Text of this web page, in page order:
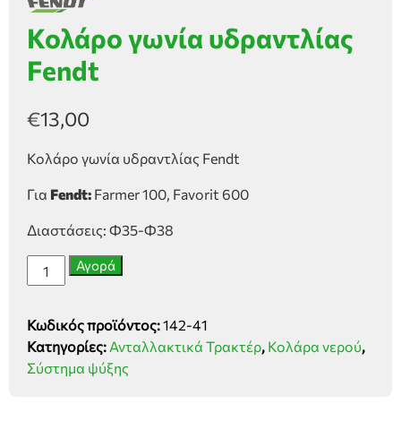
Κολάρο γωνία υδραντλίας
Fendt
€13,00
Κολάρο γωνία υδραντλίας Fendt
Για Fendt: Farmer 100, Favorit 600
Διαστάσεις: Φ35-Φ38
Κολάρο
γωνία
Fendt
ποσότητα
Αγορά
Κωδικός προϊόντος:142-41
Κατηγορίες: Ανταλλακτικά Τρακτέρ, Κολάρα νερού,
Σύστημα ψύξης